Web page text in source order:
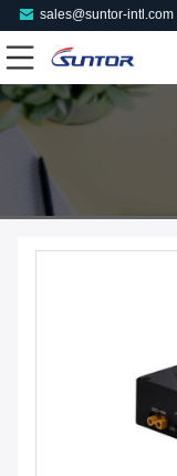
sales@suntor-intl.com